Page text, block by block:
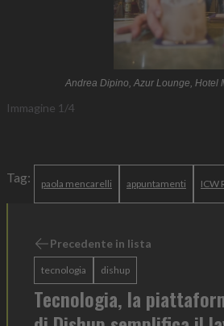
Andrea Dipino, Azur Lounge, Hotel
Immagine 1 /4
Tag: paola mencarelli appuntamenti ICW
Precedente in lista
tecnologia dishup
Tecnologia, la